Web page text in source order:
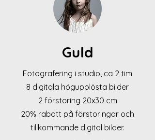
Guld
Fotografering i studio, ca 2 tim
8 digitala högupplösta bilder
2 förstoring 20x30 cm
20% rabatt på förstoringar och
tillkommande digital bilder.